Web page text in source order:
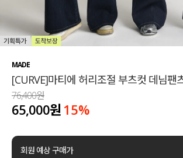
110사이즈
티셔츠
팬츠
셔츠
팬츠
스커트
언더웨어
MADE
[CURVE]마티에 허리조절 부츠컷 데님팬
76,400원
65,000원 15%
회원 예상 구매가